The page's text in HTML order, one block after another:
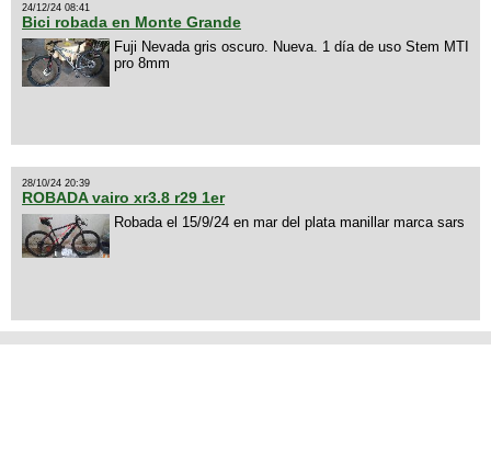
24/12/24 08:41
Bici robada en Monte Grande
Fuji Nevada gris oscuro. Nueva. 1 día de uso Stem MTI
pro 8mm
28/10/24 20:39
ROBADA vairo xr3.8 r29 1er
Robada el 15/9/24 en mar del plata manillar marca sars